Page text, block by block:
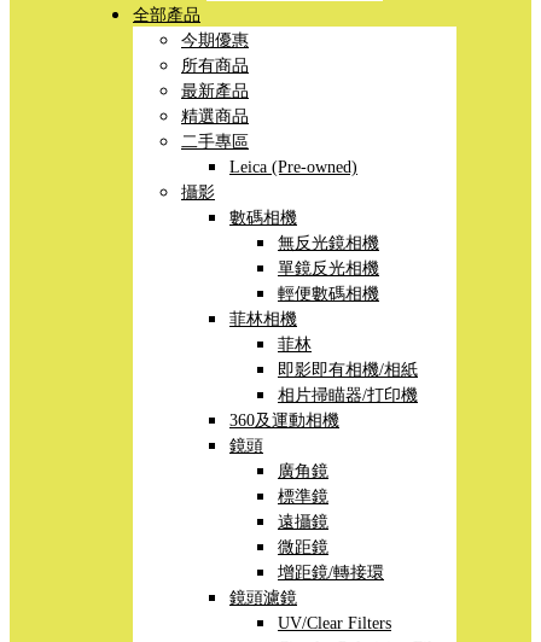
全部產品
今期優惠
所有商品
最新產品
精選商品
二手專區
Leica (Pre-owned)
攝影
數碼相機
無反光鏡相機
單鏡反光相機
輕便數碼相機
菲林相機
菲林
即影即有相機/相紙
相片掃瞄器/打印機
360及運動相機
鏡頭
廣角鏡
標準鏡
遠攝鏡
微距鏡
增距鏡/轉接環
鏡頭濾鏡
UV/Clear Filters